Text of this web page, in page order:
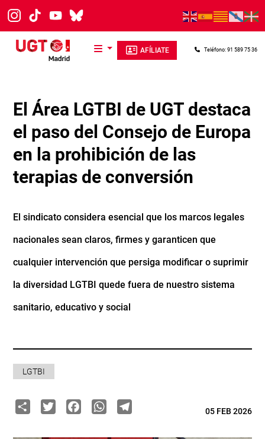
Pasar al contenido principal
AFÍLIATE Teléfono: 91 589 75 36
El Área LGTBI de UGT destaca
el paso del Consejo de Europa
en la prohibición de las
terapias de conversión
El sindicato considera esencial que los marcos legales
nacionales sean claros, firmes y garanticen que
cualquier intervención que persiga modificar o suprimir
la diversidad LGTBI quede fuera de nuestro sistema
sanitario, educativo y social
LGTBI
ShareTwitterFacebook
WhatsApp
Telegram05 FEB 2026